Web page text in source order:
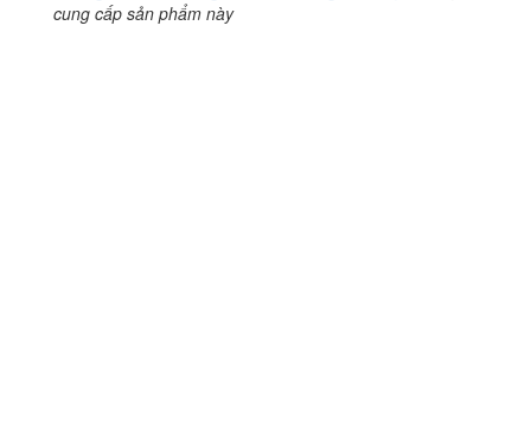
cung cấp sản phẩm này